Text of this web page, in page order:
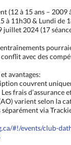
(12 à 15 ans – 2009
à 11h30 & Lundi de
juillet 2024 (17
conflit avec des
avantages:
couvrent
frais d’assurance
varient selon la
via
#!/events/club-